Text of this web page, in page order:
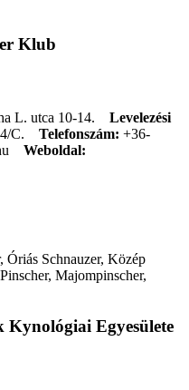
Klub
L. utca 10-14. Levelezési
C. Telefonszám: +36-
Weboldal:
Óriás Schnauzer, Közép
Majompinscher,
Kynológiai Egyesülete